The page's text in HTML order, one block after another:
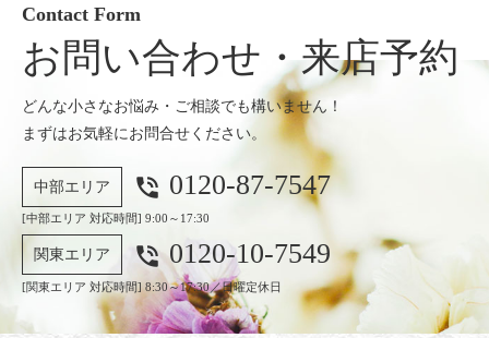
Contact Form
お問い合わせ・来店予約
どんな小さなお悩み・ご相談でも構いません！
まずはお気軽にお問合せください。
中部エリア phone_in_talk 0120-87-7547
[中部エリア 対応時間] 9:00～17:30
関東エリア phone_in_talk0120-10-7549
[関東エリア 対応時間] 8:30～17:30／日曜定休日